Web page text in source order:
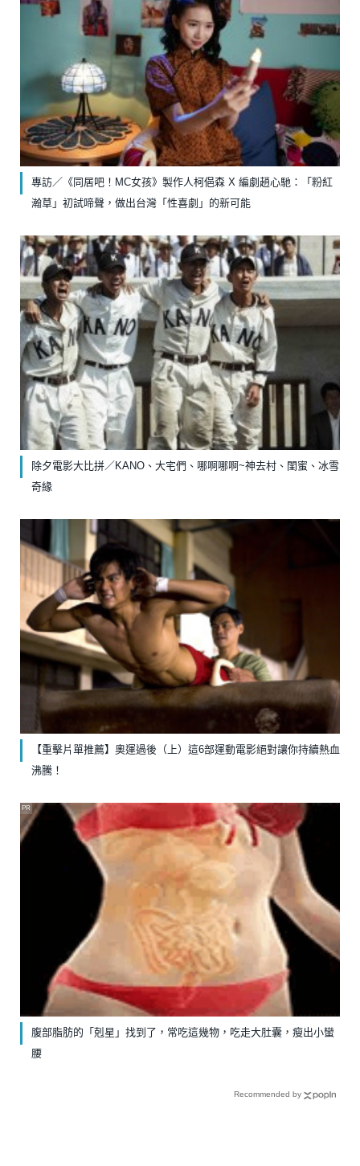
專訪／《同居吧！MC女孩》製作人柯俋森 X 編劇趙心馳：「粉紅
瀚草」初試啼聲，做出台灣「性喜劇」的新可能
除夕電影大比拼／KANO、大宅們、哪啊哪啊~神去村、閨蜜、冰雪
奇緣
【重擊片單推薦】奧運過後（上）這6部運動電影絕對讓你持續熱血
沸騰！
腹部脂肪的「剋星」找到了，常吃這幾物，吃走大肚囊，瘦出小蠻
腰
PR
Recommended by